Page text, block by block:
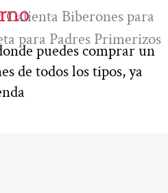
Biberones para
para Padres Primerizos
puedes comprar un
de todos los tipos, ya